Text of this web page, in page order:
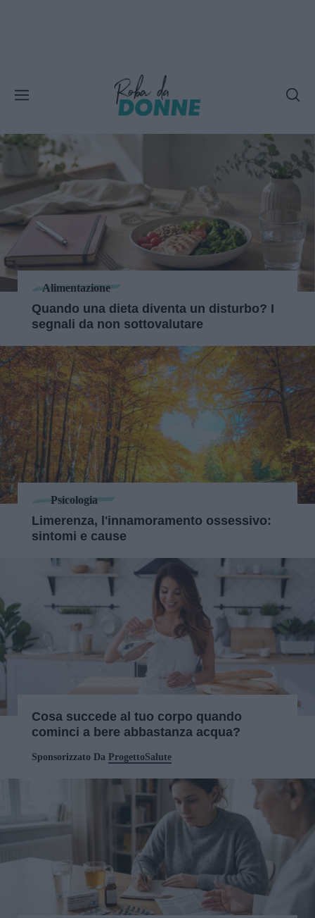
Alimentazione
Quando una dieta diventa un disturbo? I
segnali da non sottovalutare
Psicologia
Limerenza, l'innamoramento ossessivo:
sintomi e cause
Cosa succede al tuo corpo quando
cominci a bere abbastanza acqua?
Sponsorizzato Da ProgettoSalute